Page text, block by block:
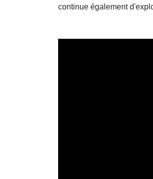
continue également